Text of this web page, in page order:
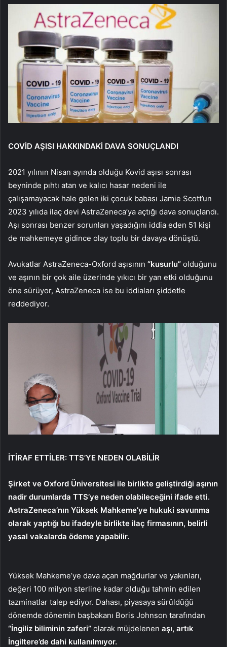
COVİD AŞISI HAKKINDAKİ DAVA SONUÇLANDI
2021 yılının Nisan ayında olduğu Kovid aşısı sonrası
beyninde pıhtı atan ve kalıcı hasar nedeni ile
çalışamayacak hale gelen iki çocuk babası Jamie Scott’un
2023 yılıda ilaç devi AstraZeneca’ya açtığı dava sonuçlandı.
Aşı sonrası benzer sorunları yaşadığını iddia eden 51 kişi
de mahkemeye gidince olay toplu bir davaya dönüştü.
Avukatlar AstraZeneca-Oxford aşısının “kusurlu” olduğunu
ve aşının bir çok aile üzerinde yıkıcı bir yan etki olduğunu
öne sürüyor, AstraZeneca ise bu iddiaları şiddetle
reddediyor.
İTİRAF ETTİLER: TTS’YE NEDEN OLABİLİR
Şirket ve Oxford Üniversitesi ile birlikte geliştirdiği aşının
nadir durumlarda TTS’ye neden olabileceğini ifade etti.
AstraZeneca’nın Yüksek Mahkeme’ye hukuki savunma
olarak yaptığı bu ifadeyle birlikte ilaç firmasının, belirli
yasal vakalarda ödeme yapabilir.
Yüksek Mahkeme’ye dava açan mağdurlar ve yakınları,
değeri 100 milyon sterline kadar olduğu tahmin edilen
tazminatlar talep ediyor. Dahası, piyasaya sürüldüğü
dönemde dönemin başbakanı Boris Johnson tarafından
“İngiliz biliminin zaferi” olarak müjdelenen aşı, artık
İngiltere’de dahi kullanılmıyor.